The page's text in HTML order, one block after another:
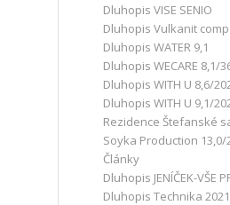
Dluhopis VISE SENIO
Dluhopis Vulkanit
Dluhopis WATER 9,1
Dluhopis WECARE 8,1/
Dluhopis WITH U 8,6/
Dluhopis WITH U 9,1/
Rezidence Štefanské
Soyka Production 13,0/
Články
Dluhopis JENÍČEK-VŠE
Dluhopis Technika 2021